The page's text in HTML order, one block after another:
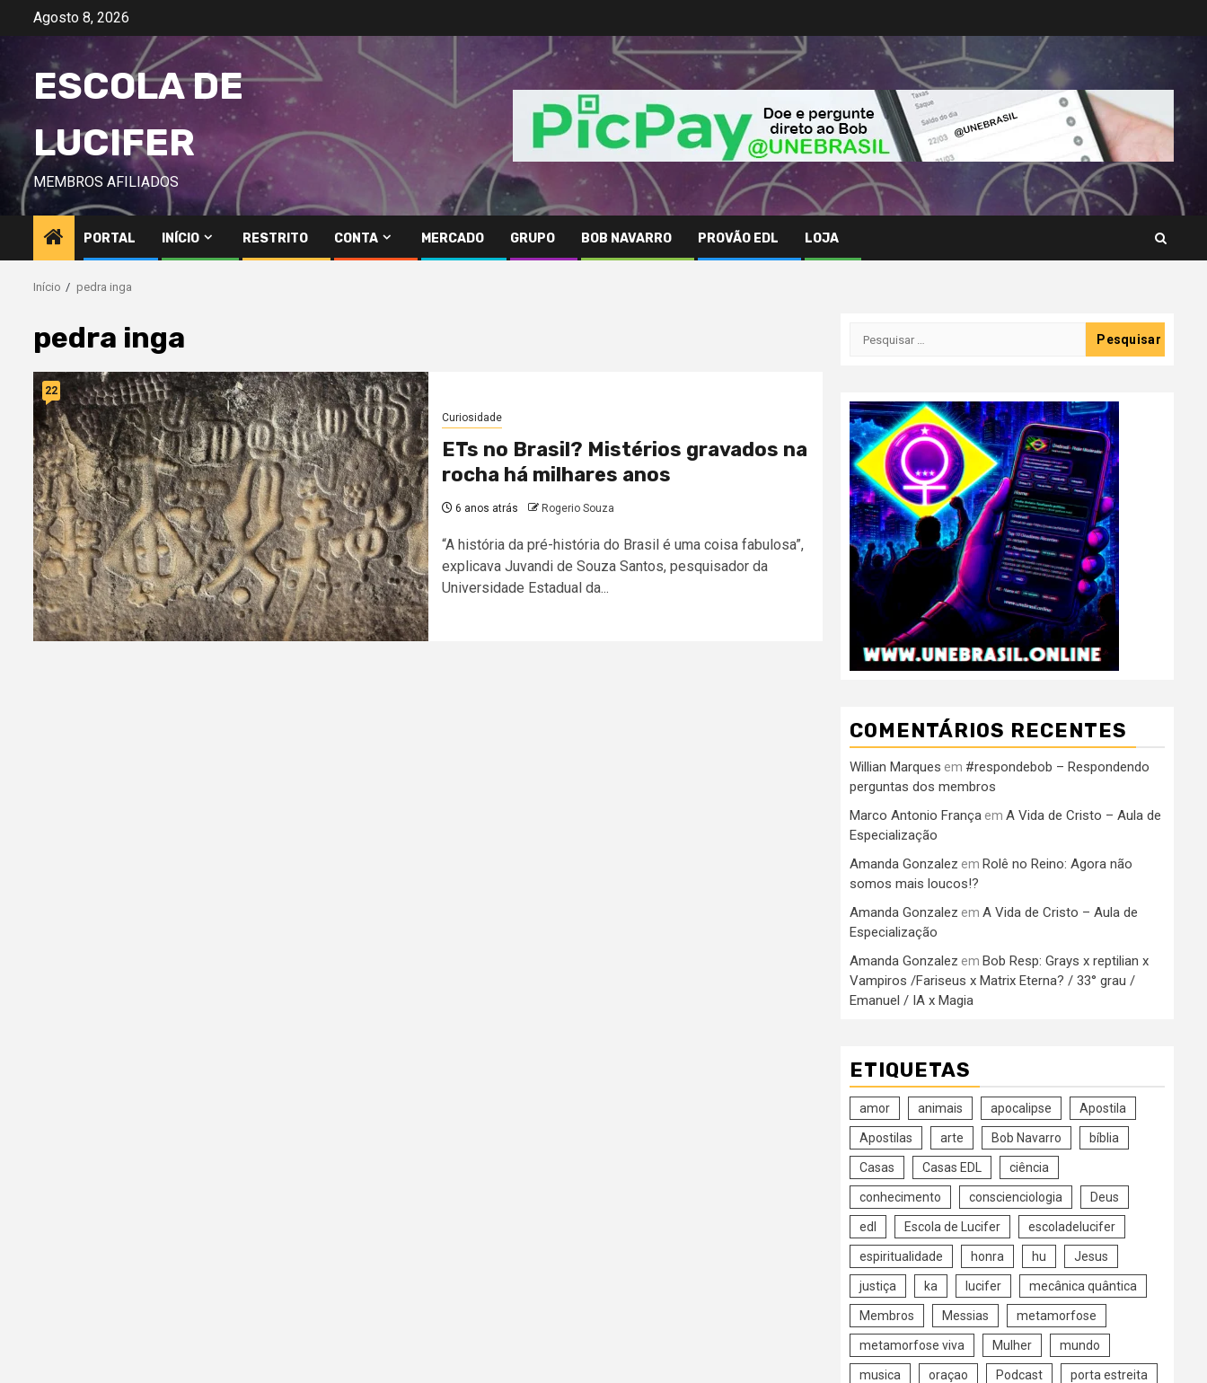
Avançar
conteúdo
Agosto 8, 2026
ESCOLA DE
LUCIFER
MEMBROS AFILIADOS
PORTAL INÍCIO RESTRITO CONTA MERCADO GRUPO BOB NAVARRO PROVÃO EDL LOJA
Início pedra inga
pedra inga
22
Curiosidade
ETs no Brasil? Mistérios gravados na
rocha há milhares anos
6 anos atrás Rogerio Souza
“A história da pré-história do Brasil é uma coisa fabulosa”,
explicava Juvandi de Souza Santos, pesquisador da
Universidade Estadual da...
Pesquisar
COMENTÁRIOS RECENTES
Willian Marques em #respondebob – Respondendo
perguntas dos membros
Marco Antonio França em A Vida de Cristo – Aula de
Especialização
Amanda Gonzalez em Rolê no Reino: Agora não
somos mais loucos!?
Amanda Gonzalez em A Vida de Cristo – Aula de
Especialização
Amanda Gonzalez em Bob Resp: Grays x reptilian x
Vampiros /Fariseus x Matrix Eterna? / 33° grau /
Emanuel / IA x Magia
ETIQUETAS
amor animais apocalipse Apostila
Apostilas arte Bob Navarro bíblia
Casas Casas EDL ciência
conhecimento conscienciologia Deus
edl Escola de Lucifer escoladelucifer
espiritualidade honra hu Jesus
justiça ka lucifer mecânica quântica
Membros Messias metamorfose
metamorfose viva Mulher mundo
musica oraçao Podcast porta estreita